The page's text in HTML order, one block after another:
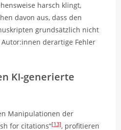
harsch klingt,
davon aus, dass den
grundsätzlich nicht
derartige Fehler
KI-generierte
Manipulationen der
for citations“[13], profitieren